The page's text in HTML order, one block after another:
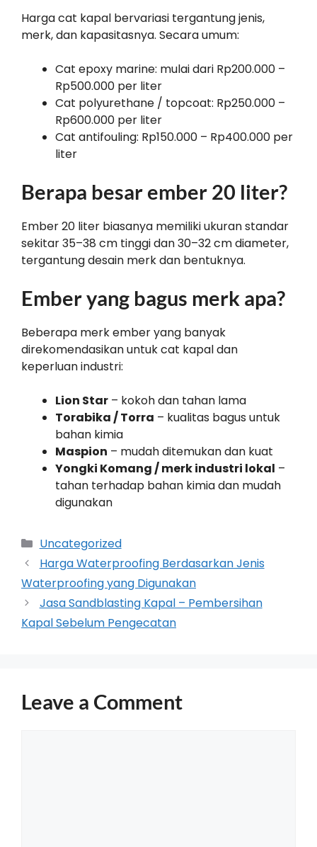
Harga cat kapal bervariasi tergantung jenis,
merk, dan kapasitasnya. Secara umum:
Cat epoxy marine: mulai dari Rp200.000 –
Rp500.000 per liter
Cat polyurethane / topcoat: Rp250.000 –
Rp600.000 per liter
Cat antifouling: Rp150.000 – Rp400.000 per
liter
Berapa besar ember 20 liter?
Ember 20 liter biasanya memiliki ukuran standar
sekitar 35–38 cm tinggi dan 30–32 cm diameter,
tergantung desain merk dan bentuknya.
Ember yang bagus merk apa?
Beberapa merk ember yang banyak
direkomendasikan untuk cat kapal dan
keperluan industri:
Lion Star – kokoh dan tahan lama
Torabika / Torra – kualitas bagus untuk
bahan kimia
Maspion – mudah ditemukan dan kuat
Yongki Komang / merk industri lokal –
tahan terhadap bahan kimia dan mudah
digunakan
Uncategorized
Harga Waterproofing Berdasarkan Jenis
Waterproofing yang Digunakan
Jasa Sandblasting Kapal – Pembersihan
Kapal Sebelum Pengecatan
Leave a Comment